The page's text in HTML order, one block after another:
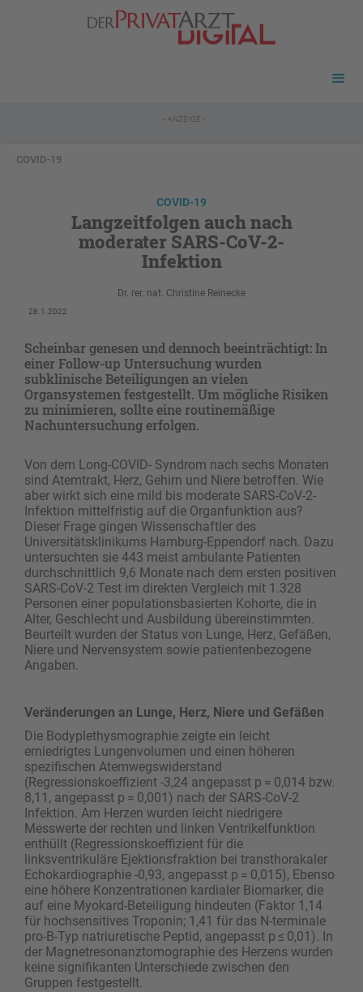
- ANZEIGE -
COVID-19
COVID-19
Langzeitfolgen auch nach
moderater SARS-CoV-2-
Infektion
Dr. rer. nat. Christine Reinecke
28.1.2022
Scheinbar genesen und dennoch beeinträchtigt: In
einer Follow-up Untersuchung wurden
subklinische Beteiligungen an vielen
Organsystemen festgestellt. Um mögliche Risiken
zu minimieren, sollte eine routinemäßige
Nachuntersuchung erfolgen.
Von dem Long-COVID- Syndrom nach sechs Monaten
sind Atemtrakt, Herz, Gehirn und Niere betroffen. Wie
aber wirkt sich eine mild bis moderate SARS-CoV-2-
Infektion mittelfristig auf die Organfunktion aus?
Dieser Frage gingen Wissenschaftler des
Universitätsklinikums Hamburg-Eppendorf nach. Dazu
untersuchten sie 443 meist ambulante Patienten
durchschnittlich 9,6 Monate nach dem ersten positiven
SARS-CoV-2 Test im direkten Vergleich mit 1.328
Personen einer populationsbasierten Kohorte, die in
Alter, Geschlecht und Ausbildung übereinstimmten.
Beurteilt wurden der Status von Lunge, Herz, Gefäßen,
Niere und Nervensystem sowie patientenbezogene
Angaben.
Veränderungen an Lunge, Herz, Niere und Gefäßen
Die Bodyplethysmographie zeigte ein leicht
erniedrigtes Lungenvolumen und einen höheren
spezifischen Atemwegswiderstand
(Regressionskoeffizient -3,24 angepasst p = 0,014 bzw.
8,11, angepasst p = 0,001) nach der SARS-CoV-2
Infektion. Am Herzen wurden leicht niedrigere
Messwerte der rechten und linken Ventrikelfunktion
enthüllt (Regressionskoeffizient für die
linksventrikuläre Ejektionsfraktion bei transthorakaler
Echokardiographie -0,93, angepasst p = 0,015), Ebenso
eine höhere Konzentrationen kardialer Biomarker, die
auf eine Myokard-Beteiligung hindeuten (Faktor 1,14
für hochsensitives Troponin; 1,41 für das N-terminale
pro-B-Typ natriuretische Peptid, angepasst p ≤ 0,01). In
der Magnetresonanztomographie des Herzens wurden
keine signifikanten Unterschiede zwischen den
Gruppen festgestellt.